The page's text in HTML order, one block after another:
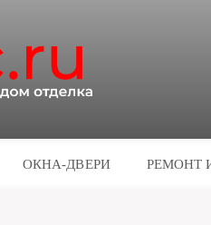
ОКНА-ДВЕРИ РЕМОНТ